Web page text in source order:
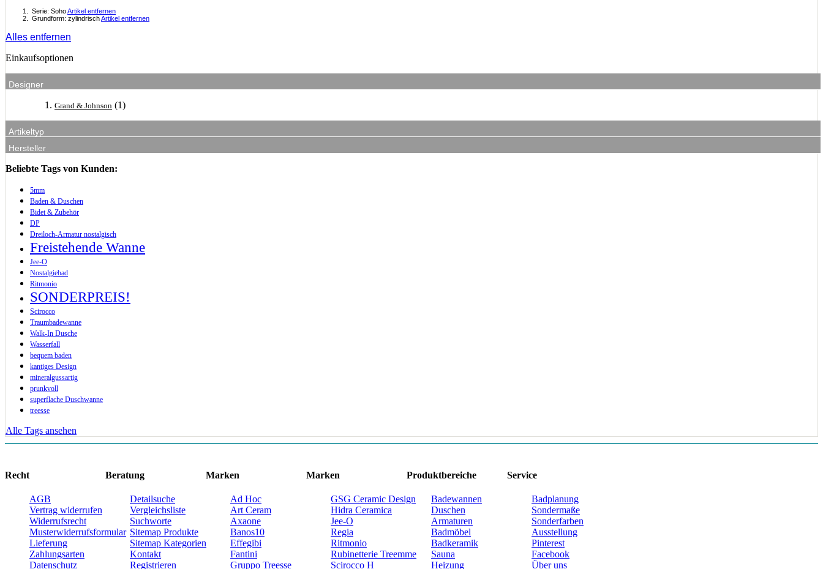
Serie: SohoArtikel entfernen
Grundform: zylindrischArtikel entfernen
Alles entfernen
Einkaufsoptionen
Designer
Grand & Johnson (1)
Artikeltyp
Hersteller
Beliebte Tags von Kunden:
5mm
Baden & Duschen
Bidet & Zubehör
DP
Dreiloch-Armatur nostalgisch
Freistehende Wanne
Jee-O
Nostalgiebad
Ritmonio
SONDERPREIS!
Scirocco
Traumbadewanne
Walk-In Dusche
Wasserfall
bequem baden
kantiges Design
mineralgussartig
prunkvoll
superflache Duschwanne
treesse
Alle Tags ansehen
Recht
AGB
Vertrag widerrufen
Widerrufsrecht
Musterwiderrufsformular
Lieferung
Zahlungsarten
Datenschutz
Beratung
Detailsuche
Vergleichsliste
Suchworte
Sitemap Produkte
Sitemap Kategorien
Kontakt
Registrieren
Marken
Ad Hoc
Art Ceram
Axaone
Banos10
Effegibi
Fantini
Gruppo Treesse
Marken
GSG Ceramic Design
Hidra Ceramica
Jee-O
Regia
Ritmonio
Rubinetterie Treemme
Scirocco H
Produktbereiche
Badewannen
Duschen
Armaturen
Badmöbel
Badkeramik
Sauna
Heizung
Service
Badplanung
Sondermaße
Sonderfarben
Ausstellung
Pinterest
Facebook
Über uns